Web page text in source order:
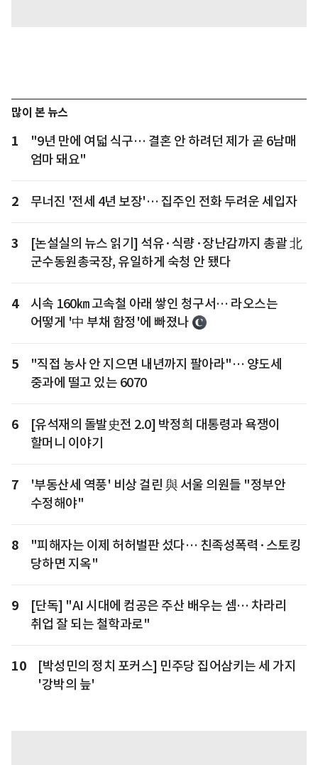
많이 본 뉴스
1
"9년 만에 여덟 식구… 결혼 안 하려던 제가 곧 6남매
엄마 돼요"
2 무너진 '전세 4년 보장'… 집주인 전화 두려운 세입자
3
[논설실의 뉴스 읽기] 석유·식량·장난감까지 총괄 北
군수동원총국장, 유일하게 숙청 안 됐다
4
시속 160㎞ 고속철 아래 쌓인 청구서… 라오스는
어떻게 '中 부채 함정'에 빠졌나
5
"직접 농사 안 지으면 내년까지 팔아라"… 양도세
중과에 떨고 있는 6070
6
[유석재의 돌발史전 2.0] 박정희 대통령과 욕쟁이
할머니 이야기
7
'부동산세 역풍' 비상 걸린 與 서울 의원들 "정부안
수정해야"
8
"피해자는 이제 허허벌판 섰다… 친족성폭력·스토킹
당하면 지옥"
9
[단독] "AI 시대에 컴공은 주산 배우는 셈… 차라리
취업 잘 되는 철학과로"
10
[박성민의 정치 포커스] 민주당 집어삼키는 세 가지
'강박의 늪'